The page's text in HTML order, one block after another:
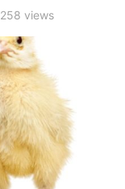
258 views